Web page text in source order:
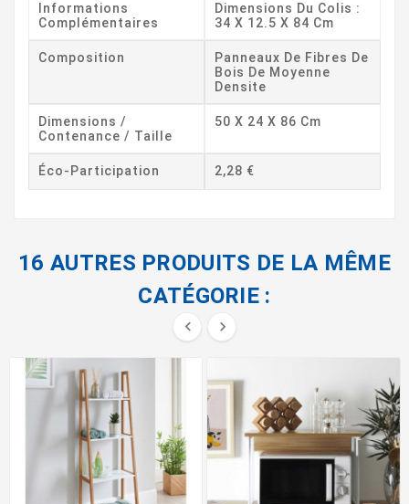
Informations
Complémentaires
Dimensions Du Colis :
34 X 12.5 X 84 Cm
Composition
Panneaux De Fibres De
Bois De Moyenne
Densite
Dimensions /
Contenance / Taille
50 X 24 X 86 Cm
Éco-Participation 2,28 €
16 AUTRES PRODUITS DE LA MÊME
CATÉGORIE :
 